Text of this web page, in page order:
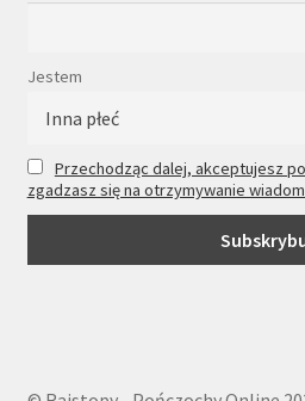
Jestem
Przechodząc dalej, akceptujesz
zgadzasz się na otrzymywanie